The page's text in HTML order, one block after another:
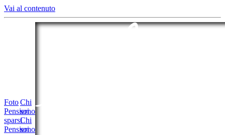
Vai al contenuto
Foto
Pensieri
sparsi
Pensieri
Chi
sono
Chi
sono